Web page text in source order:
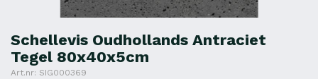
Schellevis Oudhollands Antraciet
Tegel 80x40x5cm
Art.nr: SIG000369